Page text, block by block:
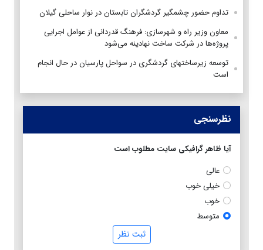
تداوم حضور چشمگیر گردشگران تابستان در نوار ساحلی گیلان
معاون وزیر راه و شهرسازی: فرهنگ قدردانی از عوامل اجرایی
پروژه‌ها در شرکت ساخت نهادینه می‌شود
توسعه زیرساختهای گردشگری در سواحل پارسیان در حال انجام
است
نظرسنجی
آیا ظاهر گرافیکی سایت مطلوب است
عالی
خیلی خوب
خوب
متوسط
ثبت نظر